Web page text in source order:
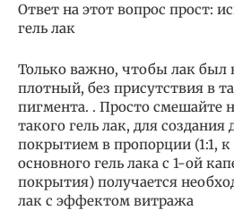
Ответ на этот вопрос прост:
гель лак
Только важно, чтобы лак был
плотный, без присутствия в
пигмента. . Просто смешайте
такого гель лак, для
покрытием в пропорции (1:1, к
основного гель лака с 1-ой
покрытия) получается
лак с эффектом витража